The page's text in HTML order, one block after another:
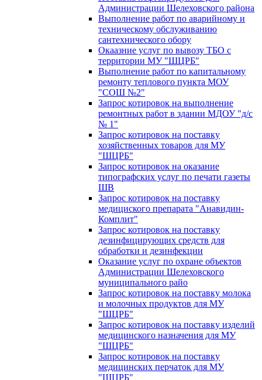
Администрации Шелеховского района
Выполнение работ по аварийному и
техническому обслуживанию
сантехнического обору
Окаазние услуг по вывозу ТБО с
территории МУ "ШЦРБ"
Выполнение работ по капитальному
ремонту теплового пункта МОУ
"СОШ №2"
Запрос котировок на выполнение
ремонтных работ в здании МДОУ "д/с
№ 1"
Запрос котировок на поставку
хозяйственных товаров для МУ
"ШЦРБ"
Запрос котировок на оказание
типографских услуг по печати газеты
ШВ
Запрос котировок на поставку
медициского препарата "Анавидин-
Комплит"
Запрос котировок на поставку
дезинфицирующих средств для
обработки и дезинфекции
Оказание услуг по охране объектов
Администрации Шелеховского
муниципального райо
Запрос котировок на поставку молока
и молочных продуктов для МУ
"ШЦРБ"
Запрос котировок на поставку изделий
медицинского назначения для МУ
"ШЦРБ"
Запрос котировок на поставку
медицинских перчаток для МУ
"ШЦРБ"